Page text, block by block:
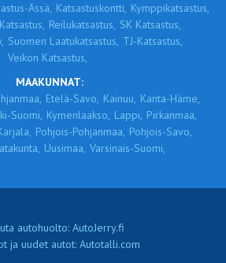
Ässä, Katsastuskontti, Kymppikatsastus,
Reilukatsastus, SK Katsastus,
Suomen Laatukatsastus, TJ-Katsastus,
Veikon Katsastus,
MAAKUNNAT:
Etelä-Savo, Kainuu, Kanta-Häme,
Suomi, Kymenlaakso, Lappi, Pirkanmaa,
Pohjois-Pohjanmaa, Pohjois-Savo,
Uusimaa, Varsinais-Suomi,
autohuolto: AutoJerry.fi
ja uudet autot: Autotalli.com